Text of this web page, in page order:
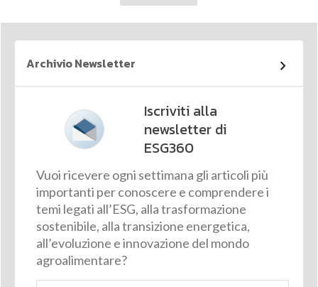
Archivio Newsletter
Iscriviti alla
newsletter di
ESG360
Vuoi ricevere ogni settimana gli articoli più
importanti per conoscere e comprendere i
temi legati all’ESG, alla trasformazione
sostenibile, alla transizione energetica,
all’evoluzione e innovazione del mondo
agroalimentare?